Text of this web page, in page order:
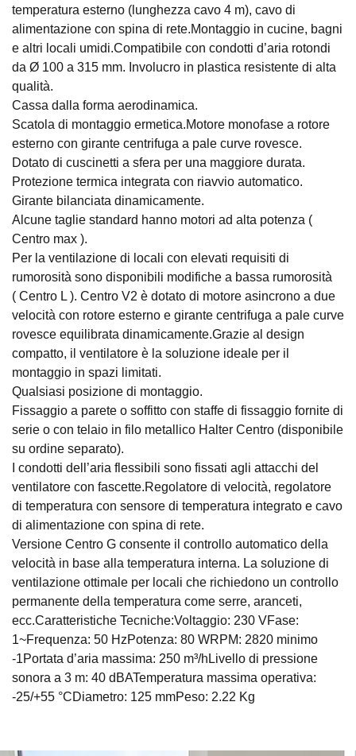
temperatura esterno (lunghezza cavo 4 m), cavo di
alimentazione con spina di rete.Montaggio in cucine, bagni
e altri locali umidi.Compatibile con condotti d’aria rotondi
da Ø 100 a 315 mm. Involucro in plastica resistente di alta
qualità.
Cassa dalla forma aerodinamica.
Scatola di montaggio ermetica.Motore monofase a rotore
esterno con girante centrifuga a pale curve rovesce.
Dotato di cuscinetti a sfera per una maggiore durata.
Protezione termica integrata con riavvio automatico.
Girante bilanciata dinamicamente.
Alcune taglie standard hanno motori ad alta potenza (
Centro max ).
Per la ventilazione di locali con elevati requisiti di
rumorosità sono disponibili modifiche a bassa rumorosità
( Centro L ). Centro V2 è dotato di motore asincrono a due
velocità con rotore esterno e girante centrifuga a pale curve
rovesce equilibrata dinamicamente.Grazie al design
compatto, il ventilatore è la soluzione ideale per il
montaggio in spazi limitati.
Qualsiasi posizione di montaggio.
Fissaggio a parete o soffitto con staffe di fissaggio fornite di
serie o con telaio in filo metallico Halter Centro (disponibile
su ordine separato).
I condotti dell’aria flessibili sono fissati agli attacchi del
ventilatore con fascette.Regolatore di velocità, regolatore
di temperatura con sensore di temperatura integrato e cavo
di alimentazione con spina di rete.
Versione Centro G consente il controllo automatico della
velocità in base alla temperatura interna. La soluzione di
ventilazione ottimale per locali che richiedono un controllo
permanente della temperatura come serre, aranceti,
ecc.Caratteristiche Tecniche:Voltaggio: 230 VFase:
1~Frequenza: 50 HzPotenza: 80 WRPM: 2820 minimo
-1Portata d’aria massima: 250 m³/hLivello di pressione
sonora a 3 m: 40 dBATemperatura massima operativa:
-25/+55 °СDiametro: 125 mmPeso: 2.22 Kg